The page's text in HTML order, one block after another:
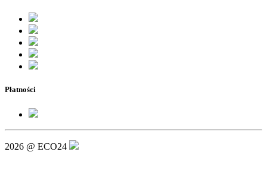
Płatności
2026 @ ECO24